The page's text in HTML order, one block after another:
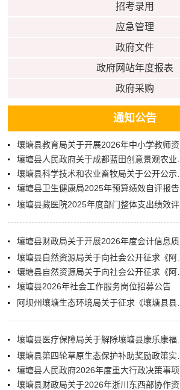
招考录用
应急管理
政府文件
政府网站年度报表
政府采购
通知公告
壤塘县卫生健康局2025年预算绩效自评报告
壤塘县2026年社会工作服务岗位招募公告